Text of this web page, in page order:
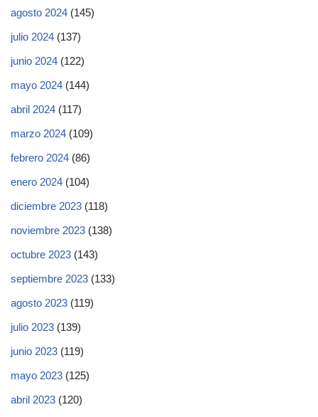
agosto 2024 (145)
julio 2024 (137)
junio 2024 (122)
mayo 2024 (144)
abril 2024 (117)
marzo 2024 (109)
febrero 2024 (86)
enero 2024 (104)
diciembre 2023 (118)
noviembre 2023 (138)
octubre 2023 (143)
septiembre 2023 (133)
agosto 2023 (119)
julio 2023 (139)
junio 2023 (119)
mayo 2023 (125)
abril 2023 (120)